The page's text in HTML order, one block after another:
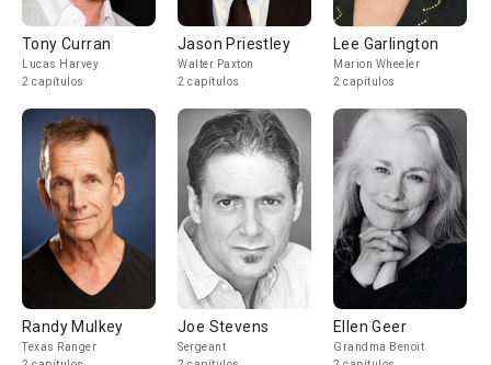
Tony Curran
Lucas Harvey
2 capítulos
Jason Priestley
Walter Paxton
2 capítulos
Lee Garlington
Marion Wheeler
2 capítulos
Randy Mulkey
Texas Ranger
Joe Stevens
Sergeant
Ellen Geer
Grandma Benoit